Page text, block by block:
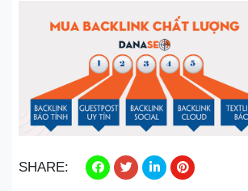
SHARE: